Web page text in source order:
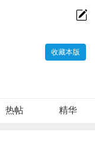
收藏本版
热帖 精华